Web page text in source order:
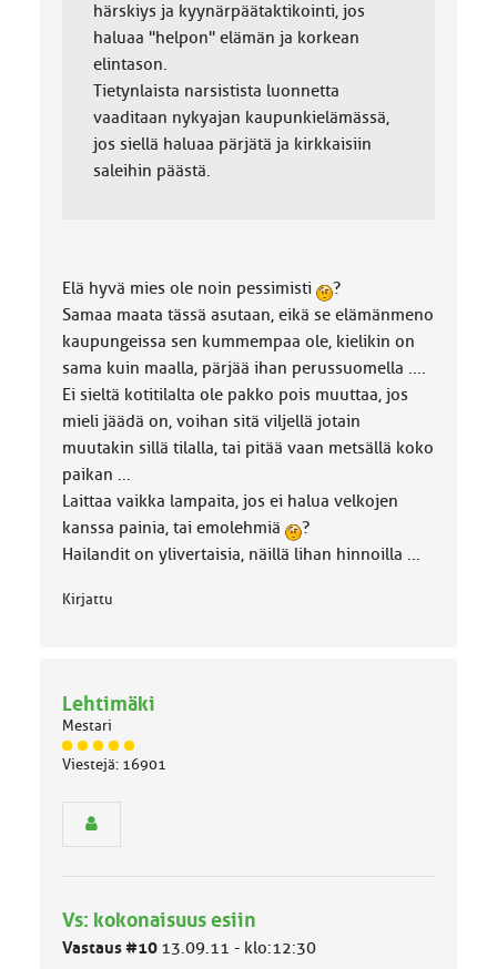
härskiys ja kyynärpäätaktikointi, jos
haluaa "helpon" elämän ja korkean
elintason.
Tietynlaista narsistista luonnetta
vaaditaan nykyajan kaupunkielämässä,
jos siellä haluaa pärjätä ja kirkkaisiin
saleihin päästä.
Elä hyvä mies ole noin pessimisti
?
Samaa maata tässä asutaan, eikä se elämänmeno
kaupungeissa sen kummempaa ole, kielikin on
sama kuin maalla, pärjää ihan perussuomella ....
Ei sieltä kotitilalta ole pakko pois muuttaa, jos
mieli jäädä on, voihan sitä viljellä jotain
muutakin sillä tilalla, tai pitää vaan metsällä koko
paikan ...
Laittaa vaikka lampaita, jos ei halua velkojen
kanssa painia, tai emolehmiä
?
Hailandit on ylivertaisia, näillä lihan hinnoilla ...
Kirjattu
Lehtimäki
Mestari
J
ä
m
ä
Viestejä: 16901
Vs: kokonaisuus esiin
Vastaus #10 13.09.11 - klo:12:30